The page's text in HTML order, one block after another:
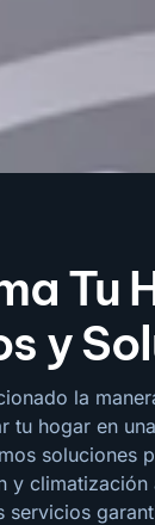
Tu
y
la
tu hogar en
soluciones
y
servicios